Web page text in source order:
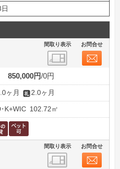
間取り表示 お問合せ
850,000円 0円
ヶ月 2.0ヶ月
K+WIC 102.72㎡
間取り表示 お問合せ